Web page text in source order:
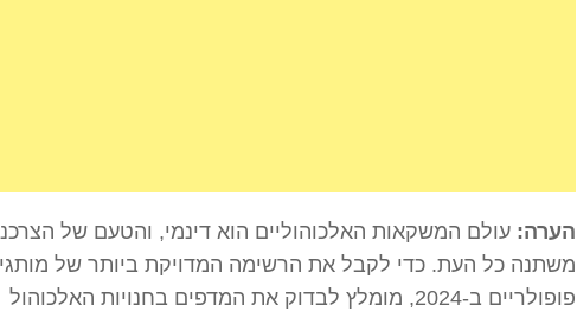
הערה: עולם המשקאות האלכוהוליים הוא דינמי, והטעם של
משתנה כל העת. כדי לקבל את הרשימה המדויקת ביותר של
פופולריים ב-2024, מומלץ לבדוק את המדפים בחנויות האלכוהול